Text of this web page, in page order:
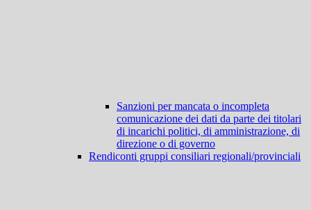
Sanzioni per mancata o incompleta
comunicazione dei dati da parte dei titolari
di incarichi politici, di amministrazione, di
direzione o di governo
Rendiconti gruppi consiliari regionali/provinciali